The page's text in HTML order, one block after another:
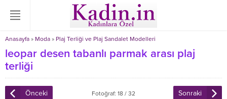
Anasayfa » Moda » Plaj Terliği ve Plaj Sandalet Modelleri
leopar desen tabanlı parmak arası plaj
terliği
Önceki Fotoğraf: 18 / 32 Sonraki